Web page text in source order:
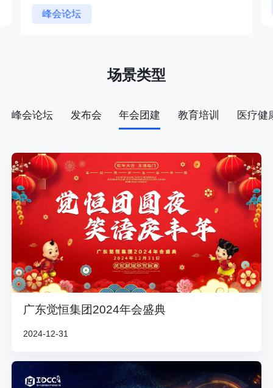
峰会论坛
场景类型
峰会论坛 发布会 年会团建 教育培训 医疗健
广东觉恒集团2024年会盛典
2024-12-31